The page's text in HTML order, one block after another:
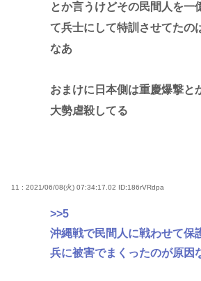
とか言うけどその民間人を一
て兵士にして特訓させてたの
なあ
おまけに日本側は重慶爆撃と
大勢虐殺してる
11 : 2021/06/08(火) 07:34:17.02 ID:186rVRdpa
>>5
沖縄戦で民間人に戦わせて保
兵に被害でまくったのが原因